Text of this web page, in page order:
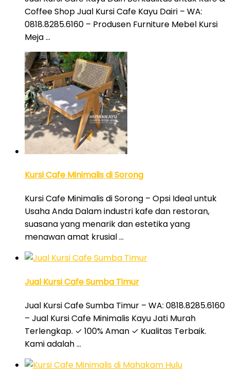
Coffee Shop Jual Kursi Cafe Kayu Dairi – WA:
0818.8285.6160 – Produsen Furniture Mebel Kursi
Meja …
Kursi Cafe Minimalis di Sorong
Kursi Cafe Minimalis di Sorong – Opsi Ideal untuk
Usaha Anda Dalam industri kafe dan restoran,
suasana yang menarik dan estetika yang
menawan amat krusial …
Jual Kursi Cafe Sumba Timur
Jual Kursi Cafe Sumba Timur – WA: 0818.8285.6160
– Jual Kursi Cafe Minimalis Kayu Jati Murah
Terlengkap. ✓ 100% Aman ✓ Kualitas Terbaik.
Kami adalah …